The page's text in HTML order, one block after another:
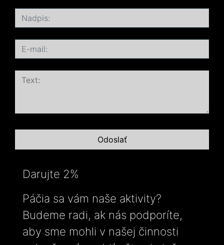
Darujte 2%
Páčia sa vám naše aktivity?
Budeme radi, ak nás podporíte,
aby sme mohli v našej činnosti